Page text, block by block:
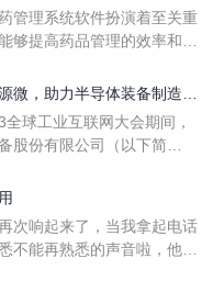
管理系统软件扮演着至关重
够提高药品管理的效率和准
系统软件应具备以下特点。
直观易用，允许用户无障碍
杂的
微，助力半导体装备制造领
球工业互联网大会期间，
股份有限公司（以下简
宁沈阳签署战略合作协议。
蝶云·星空，建设芯源微运
现公司产研一体化、业财一
业务水平。
次响起来了，当我拿起电话
不能再熟悉的声音啦，他就